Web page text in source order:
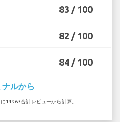
83 / 100
82 / 100
84 / 100
ルから
14963合計レビューから計算。